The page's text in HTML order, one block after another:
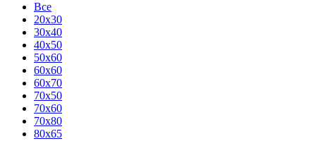
Все
20x30
30x40
40x50
50x60
60x60
60x70
70x50
70x60
70x80
80x65